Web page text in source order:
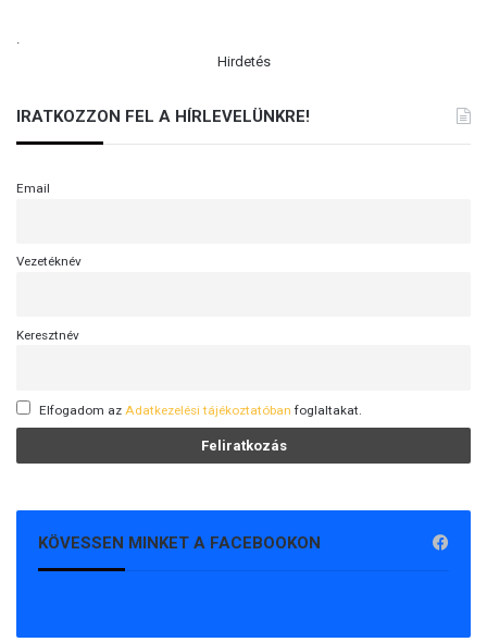
Hirdetés
IRATKOZZON FEL A HÍRLEVELÜNKRE!
Email
Vezetéknév
Keresztnév
Elfogadom az Adatkezelési tájékoztatóban foglaltakat.
KÖVESSEN MINKET A FACEBOOKON